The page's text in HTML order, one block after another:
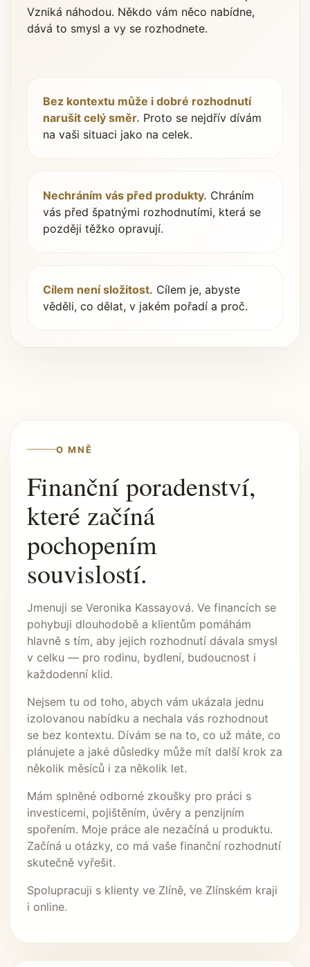
Vzniká náhodou. Někdo vám něco nabídne,
dává to smysl a vy se rozhodnete.
Bez kontextu může i dobré rozhodnutí
narušit celý směr. Proto se nejdřív dívám
na vaši situaci jako na celek.
Nechráním vás před produkty. Chráním
vás před špatnými rozhodnutími, která se
později těžko opravují.
Cílem není složitost. Cílem je, abyste
věděli, co dělat, v jakém pořadí a proč.
O MNĚ
Finanční poradenství,
které začíná
pochopením
souvislostí.
Jmenuji se Veronika Kassayová. Ve financích se
pohybuji dlouhodobě a klientům pomáhám
hlavně s tím, aby jejich rozhodnutí dávala smysl
v celku — pro rodinu, bydlení, budoucnost i
každodenní klid.
Nejsem tu od toho, abych vám ukázala jednu
izolovanou nabídku a nechala vás rozhodnout
se bez kontextu. Dívám se na to, co už máte, co
plánujete a jaké důsledky může mít další krok za
několik měsíců i za několik let.
Mám splněné odborné zkoušky pro práci s
investicemi, pojištěním, úvěry a penzijním
spořením. Moje práce ale nezačíná u produktu.
Začíná u otázky, co má vaše finanční rozhodnutí
skutečně vyřešit.
Spolupracuji s klienty ve Zlíně, ve Zlínském kraji
i online.